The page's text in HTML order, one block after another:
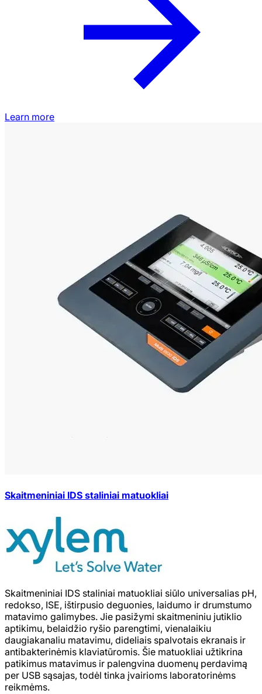
Learn more
Skaitmeniniai IDS staliniai matuokliai
Skaitmeniniai IDS staliniai matuokliai siūlo universalias pH,
redokso, ISE, ištirpusio deguonies, laidumo ir drumstumo
matavimo galimybes. Jie pasižymi skaitmeniniu jutiklio
aptikimu, belaidžio ryšio parengtimi, vienalaikiu
daugiakanaliu matavimu, dideliais spalvotais ekranais ir
antibakterinėmis klaviatūromis. Šie matuokliai užtikrina
patikimus matavimus ir palengvina duomenų perdavimą
per USB sąsajas, todėl tinka įvairioms laboratorinėms
reikmėms.